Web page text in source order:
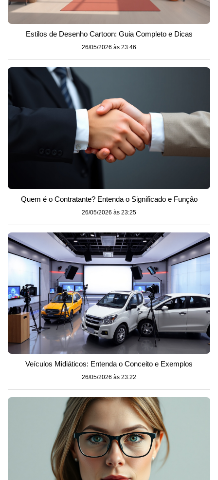
Estilos de Desenho Cartoon: Guia Completo e Dicas
26/05/2026 às 23:46
Quem é o Contratante? Entenda o Significado e Função
26/05/2026 às 23:25
Veículos Midiáticos: Entenda o Conceito e Exemplos
26/05/2026 às 23:22